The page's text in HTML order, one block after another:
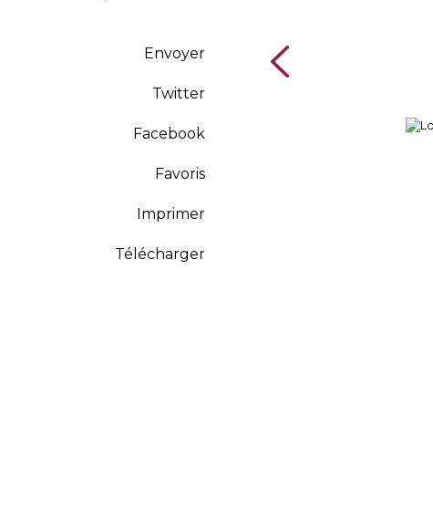
Envoyer
Twitter
Facebook
Favoris
Imprimer
Télécharger